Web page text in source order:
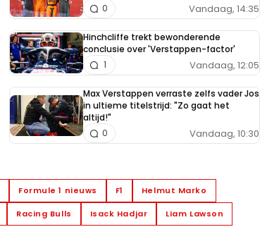
Vandaag, 14:35
0
Hinchcliffe trekt bewonderende
conclusie over 'Verstappen-factor'
Vandaag, 12:05
1
Max Verstappen verraste zelfs vader Jos
in ultieme titelstrijd: "Zo gaat het
altijd!"
Vandaag, 10:30
0
Formule 1 nieuws F1 Helmut Marko
Racing Bulls Isack Hadjar Liam Lawson